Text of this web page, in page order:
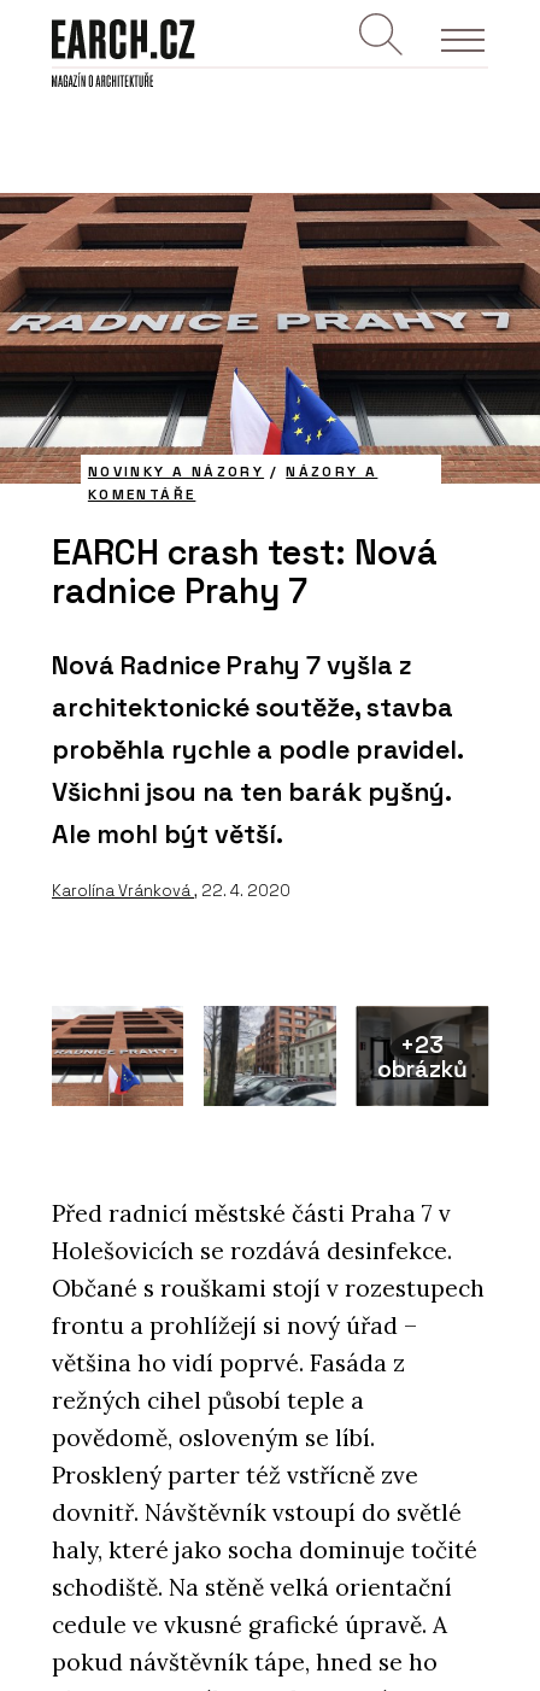
NOVINKY A NÁZORY /NÁZORY A
KOMENTÁŘE
EARCH crash test: Nová
radnice Prahy 7
Nová Radnice Prahy 7 vyšla z
architektonické soutěže, stavba
proběhla rychle a podle pravidel.
Všichni jsou na ten barák pyšný.
Ale mohl být větší.
Karolína Vránková, 22. 4. 2020
+23
obrázků
Před radnicí městské části Praha 7 v
Holešovicích se rozdává desinfekce.
Občané s rouškami stojí v rozestupech
frontu a prohlížejí si nový úřad –
většina ho vidí poprvé. Fasáda z
režných cihel působí teple a
povědomě, osloveným se líbí.
Prosklený parter též vstřícně zve
dovnitř. Návštěvník vstoupí do světlé
haly, které jako socha dominuje točité
schodiště. Na stěně velká orientační
cedule ve vkusné grafické úpravě. A
pokud návštěvník tápe, hned se ho